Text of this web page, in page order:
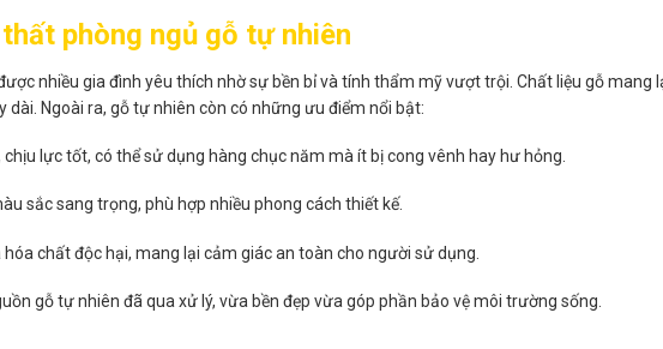
phòng ngủ gỗ tự nhiên
nhiều gia đình yêu thích nhờ sự bền bỉ và tính thẩm mỹ vượt trội. Chất liệu gỗ mang
Ngoài ra, gỗ tự nhiên còn có những ưu điểm nổi bật:
lực tốt, có thể sử dụng hàng chục năm mà ít bị cong vênh hay hư hỏng.
sắc sang trọng, phù hợp nhiều phong cách thiết kế.
chất độc hại, mang lại cảm giác an toàn cho người sử dụng.
gỗ tự nhiên đã qua xử lý, vừa bền đẹp vừa góp phần bảo vệ môi trường sống.